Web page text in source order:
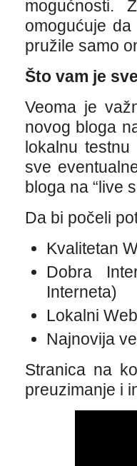
mogućnosti.
omogućuje
pružile samo
Što vam je
Veoma je
novog bloga
lokalnu
sve
bloga na “live
Da bi počeli
Kvalitetan
Dobra
Interneta)
Lokalni
Najnovija
Stranica na
preuzimanje i